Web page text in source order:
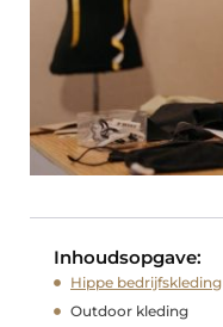
Inhoudsopgave:
Hippe bedrijfskleding
Outdoor kleding